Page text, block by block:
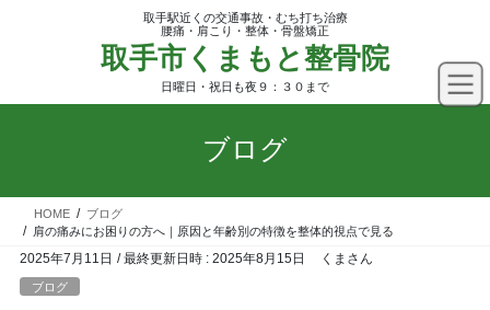
ツ
ッ
シ
移
取手駅近くの交通事故・むち打ち治療
腰痛・肩こり・整体・骨盤矯正
取手市くまもと整骨院
日曜日・祝日も夜９：３０まで
ブログ
HOME
ブログ
肩の痛みにお困りの方へ｜原因と年齢別の特徴を整体的視点で見る
2025年7月11日 / 最終更新日時 : 2025年8月15日 くまさん
ブログ